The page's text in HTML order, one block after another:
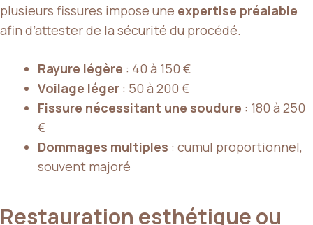
plusieurs fissures impose une expertise préalable
afin d’attester de la sécurité du procédé.
Rayure légère : 40 à 150 €
Voilage léger : 50 à 200 €
Fissure nécessitant une soudure : 180 à 250
€
Dommages multiples : cumul proportionnel,
souvent majoré
Restauration esthétique ou